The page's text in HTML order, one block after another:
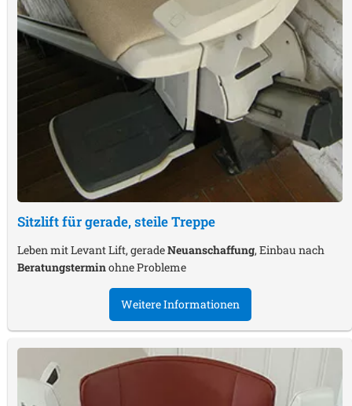
Sitzlift für gerade, steile Treppe
Leben mit Levant Lift, geradeNeuanschaffung, Einbau nach
Beratungsterminohne Probleme
Weitere Informationen